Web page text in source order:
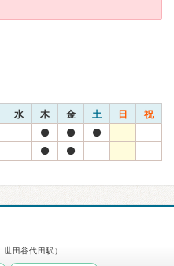
水 木 金 土 日 祝
田谷代田駅）